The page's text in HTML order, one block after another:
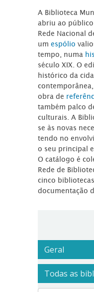
A Biblioteca
abriu ao
Rede Nacional
umespólio
tempo, numa
século XIX. O
histórico da
obra de
também palco
culturais. A
se às novas
tendo no
o seu principal
O catálogo é
Rede de
cinco
documentação